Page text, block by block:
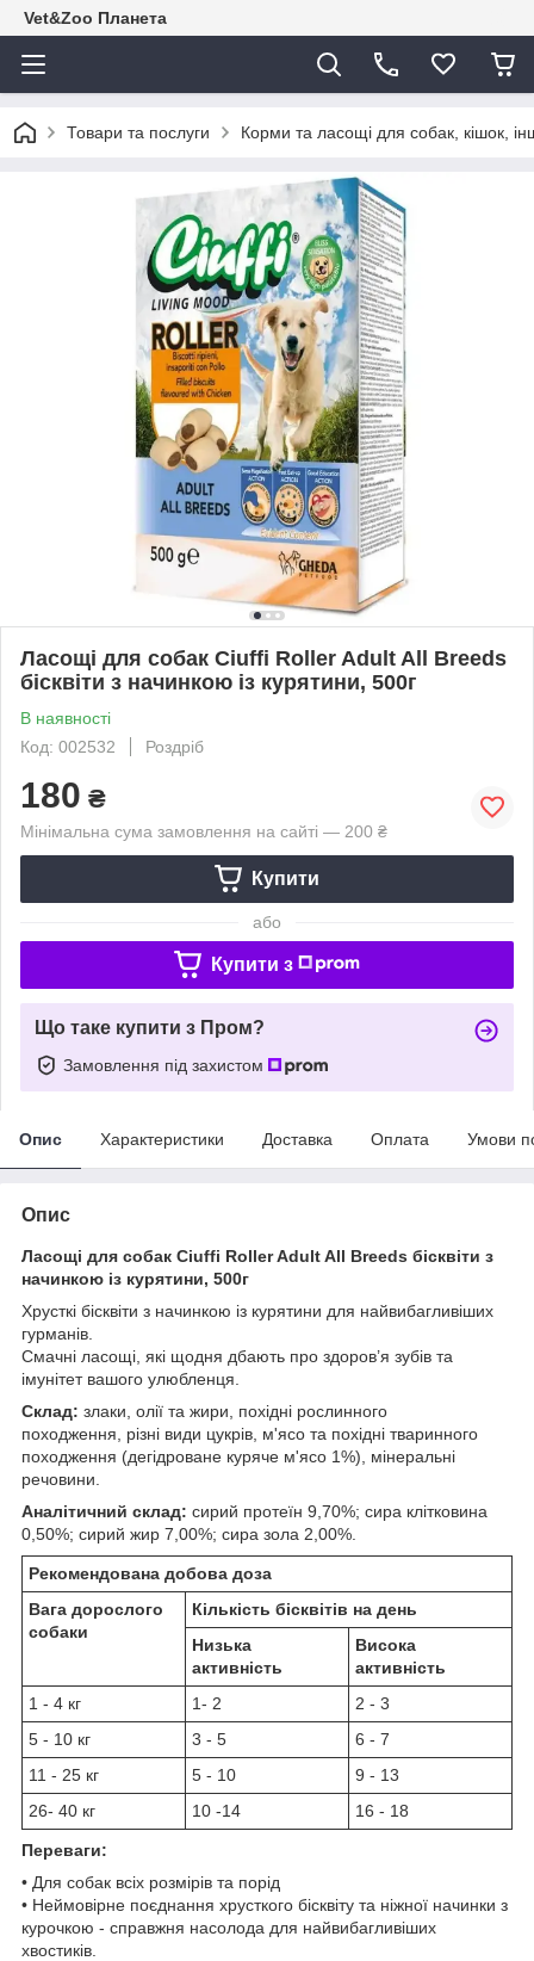
Vet&Zoo Планета
Товари та послуги Корми та ласощі для собак, кішок,
Ласощі для собак Ciuffi Roller Adult All Breeds
бісквіти з начинкою із курятини, 500г
В наявності
Код: 002532
Роздріб
180 ₴
Мінімальна сума замовлення на сайті — 200 ₴
Купити
або
Купити з
Що таке купити з Пром?
Замовлення під захистом
Опис Характеристики Доставка Оплата Умови
Опис
Ласощі для собак Ciuffi Roller Adult All Breeds бісквіти з
начинкою із курятини, 500г
Хрусткі бісквіти з начинкою із курятини для найвибагливіших
гурманів.
Смачні ласощі, які щодня дбають про здоров’я зубів та
імунітет вашого улюбленця.
Склад: злаки, олії та жири, похідні рослинного
походження, різні види цукрів, м'ясо та похідні тваринного
походження (дегідроване куряче м'ясо 1%), мінеральні
речовини.
Аналітичний склад: сирий протеїн 9,70%; сира клітковина
0,50%; сирий жир 7,00%; сира зола 2,00%.
Рекомендована добова доза
Вага дорослого
собаки
Кількість бісквітів на день
Низька
активність
Висока
активність
1 - 4 кг
1- 2
2 - 3
5 - 10 кг
3 - 5
6 - 7
11 - 25 кг
5 - 10
9 - 13
26- 40 кг
10 -14 16 - 18
Переваги:
• Для собак всіх розмірів та порід
• Неймовірне поєднання хрусткого бісквіту та ніжної начинки з
курочкою - справжня насолода для найвибагливіших
хвостиків.